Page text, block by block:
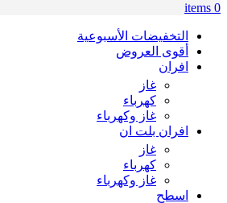
0
items
التخفيضات الأسبوعية
أقوى العروض
افران
غاز
كهرباء
غاز وكهرباء
افران بلت ان
غاز
كهرباء
غاز وكهرباء
اسطح